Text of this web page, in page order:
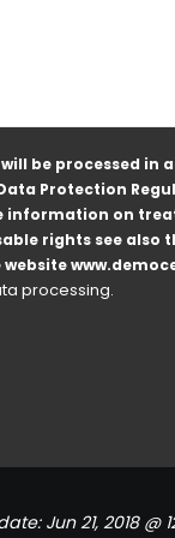
be processed in
Protection
information on
rights see also
processing.
Jun 21, 2018 @